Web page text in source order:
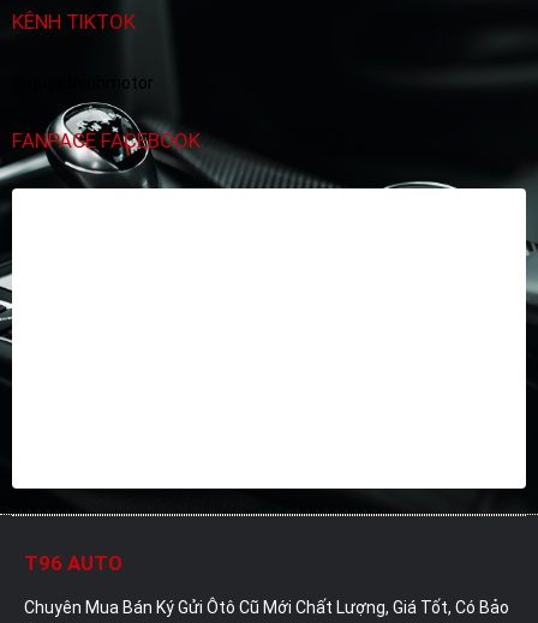
KÊNH TIKTOK
@quocthinhmotor
FANPAGE FACEBOOK
T96 AUTO
Chuyên Mua Bán Ký Gửi Ôtô Cũ Mới Chất Lượng, Giá Tốt, Có Bảo